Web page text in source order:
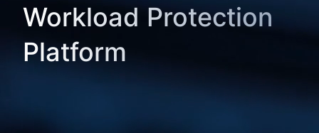
Workload Protection
Platform